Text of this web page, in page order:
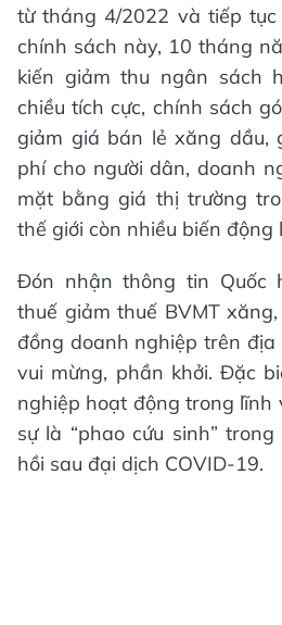
từ tháng 4/2022 và tiếp
chính sách này, 10 tháng
kiến giảm thu ngân sách
chiều tích cực, chính sách
giảm giá bán lẻ xăng dầu,
phí cho người dân, doanh
mặt bằng giá thị trường
thế giới còn nhiều biến động
Đón nhận thông tin Quốc
thuế giảm thuế BVMT
đồng doanh nghiệp trên
vui mừng, phần khởi. Đặc
nghiệp hoạt động trong lĩnh
sự là “phao cứu sinh”
hồi sau đại dịch COVID-19.